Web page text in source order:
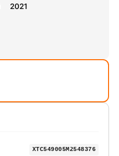
2021
XTC549005M2548376